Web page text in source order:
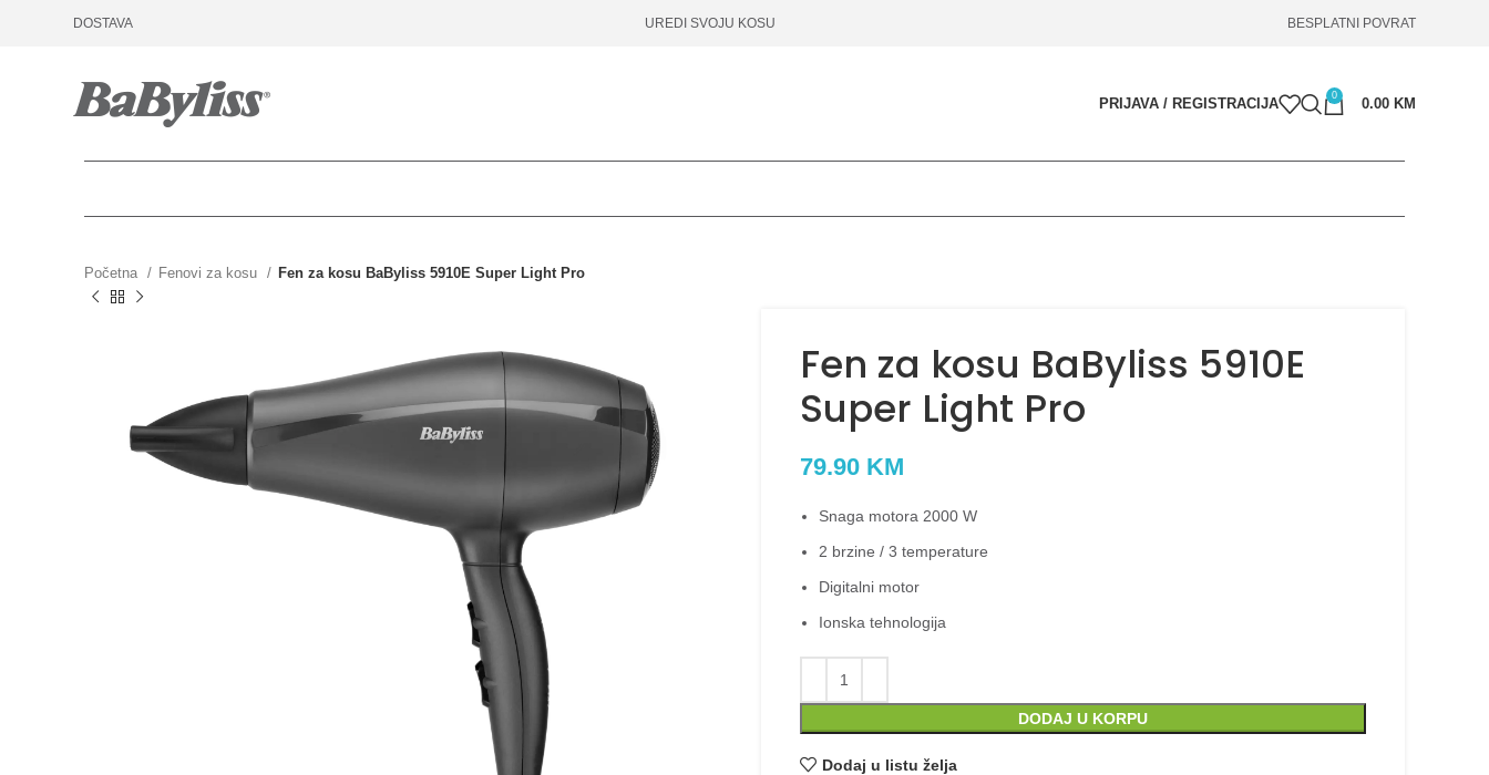
DOSTAVA UREDI SVOJU KOSU BESPLATNI POVRAT
PRIJAVA / REGISTRACIJA
0
0.00 KM
Početna Fenovi za kosu Fen za kosu BaByliss 5910E Super Light Pro
Fen za kosu BaByliss 5910E
Super Light Pro
79.90 KM
Snaga motora 2000 W
2 brzine / 3 temperature
Digitalni motor
Ionska tehnologija
Fen za kosu BaByliss 5910E Super Light Pro količina
DODAJ U KORPU
Dodaj u listu želja